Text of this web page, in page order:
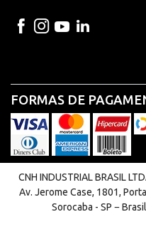
FORMAS DE
CNH INDUSTRIAL BRASIL
Av. Jerome Case, 1801,
Sorocaba - SP −